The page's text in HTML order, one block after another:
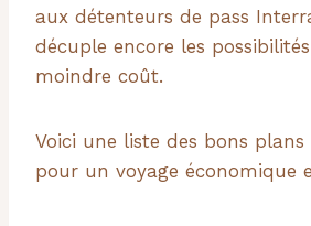
aux détenteurs de pass
décuple encore les
moindre coût.
Voici une liste des bons
pour un voyage économique